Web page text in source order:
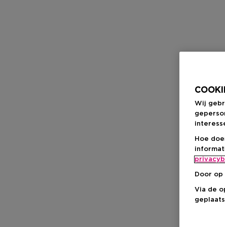
Wij
Hoe
Door
Via de